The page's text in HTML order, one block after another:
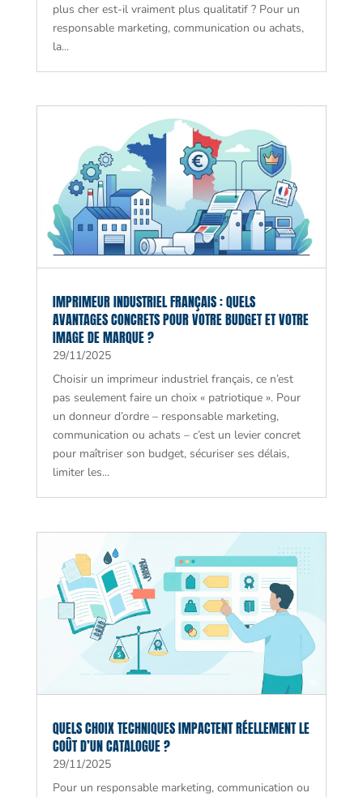
plus cher est-il vraiment plus qualitatif ? Pour un
responsable marketing, communication ou achats,
la...
IMPRIMEUR INDUSTRIEL FRANÇAIS : QUELS
AVANTAGES CONCRETS POUR VOTRE BUDGET ET VOTRE
IMAGE DE MARQUE ?
29/11/2025
Choisir un imprimeur industriel français, ce n’est
pas seulement faire un choix « patriotique ». Pour
un donneur d’ordre – responsable marketing,
communication ou achats – c’est un levier concret
pour maîtriser son budget, sécuriser ses délais,
limiter les...
QUELS CHOIX TECHNIQUES IMPACTENT RÉELLEMENT LE
COÛT D’UN CATALOGUE ?
29/11/2025
Pour un responsable marketing, communication ou